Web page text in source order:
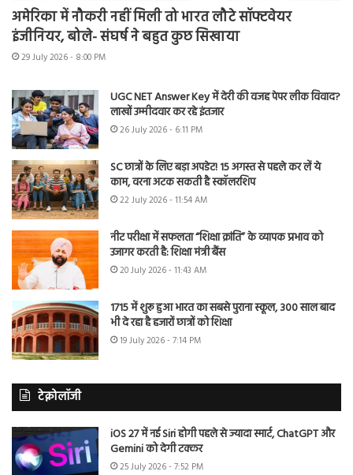
अमेरिका में नौकरी नहीं मिली तो भारत लौटे सॉफ्टवेयर
इंजीनियर, बोले- संघर्ष ने बहुत कुछ सिखाया
29 July 2026 - 8:00 PM
UGC NET Answer Key में देरी की वजह पेपर लीक विवाद?
लाखों उम्मीदवार कर रहे इंतजार
26 July 2026 - 6:11 PM
SC छात्रों के लिए बड़ा अपडेट! 15 अगस्त से पहले कर लें ये
काम, वरना अटक सकती है स्कॉलरशिप
22 July 2026 - 11:54 AM
नीट परीक्षा में सफलता “शिक्षा क्रांति” के व्यापक प्रभाव को
उजागर करती है: शिक्षा मंत्री बैंस
20 July 2026 - 11:43 AM
1715 में शुरू हुआ भारत का सबसे पुराना स्कूल, 300 साल बाद
भी दे रहा है हजारों छात्रों को शिक्षा
19 July 2026 - 7:14 PM
टेक्नोलॉजी
iOS 27 में नई Siri होगी पहले से ज्यादा स्मार्ट, ChatGPT और
Gemini को देगी टक्कर
25 July 2026 - 7:52 PM